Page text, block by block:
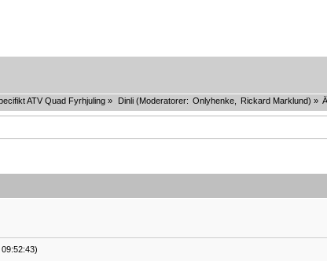
ATV Quad Fyrhjuling» Dinli(Moderatorer: Onlyhenke, Rickard Marklund) »